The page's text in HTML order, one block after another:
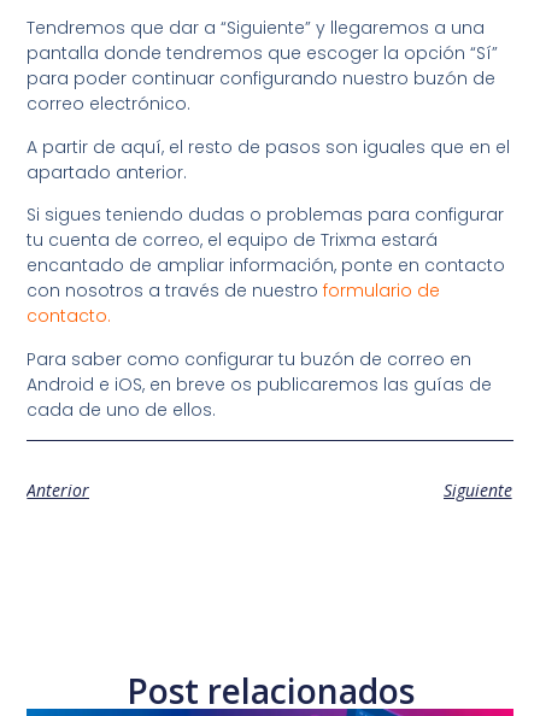
Tendremos que dar a “Siguiente” y llegaremos a una
pantalla donde tendremos que escoger la opción “Sí”
para poder continuar configurando nuestro buzón de
correo electrónico.
A partir de aquí, el resto de pasos son iguales que en el
apartado anterior.
Si sigues teniendo dudas o problemas para configurar
tu cuenta de correo, el equipo de Trixma estará
encantado de ampliar información, ponte en contacto
con nosotros a través de nuestroformulario de
contacto.
Para saber como configurar tu buzón de correo en
Android e iOS, en breve os publicaremos las guías de
cada de uno de ellos.
Anterior Siguiente
Post relacionados